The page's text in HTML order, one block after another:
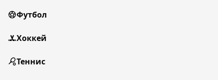
Футбол
Хоккей
Теннис